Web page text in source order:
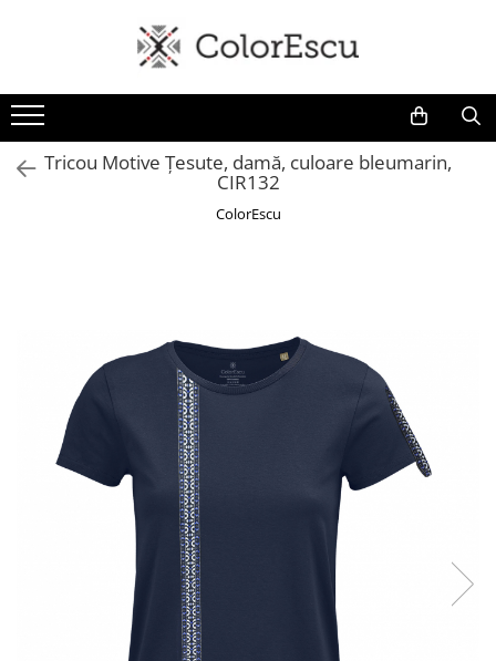
Toate produsele
Tricouri
Tricouri bărbați
Tricouri damă
Bluze si hanorace damă
Bluze de trening | Bluze tehnice
Pantaloni
Șepci și căciuli
Simboluri tradiționale
Tricou Motive Țesute, damă, culoare bleumarin,
CIR132
ColorEscu